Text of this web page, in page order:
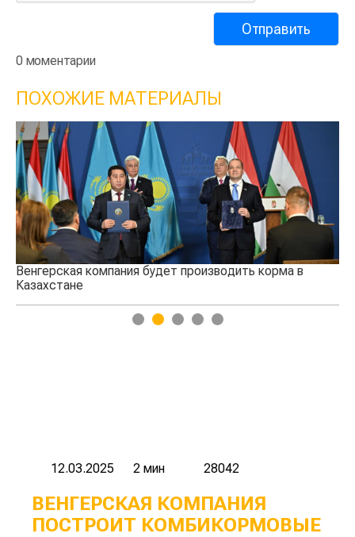
0 моментарии
ПОХОЖИЕ МАТЕРИАЛЫ
Венгерская компания будет производить корма в
Казахстане
1 2 3 4 5
12.03.2025 2 мин 28042
ВЕНГЕРСКАЯ КОМПАНИЯ
ПОСТРОИТ КОМБИКОРМОВЫЕ